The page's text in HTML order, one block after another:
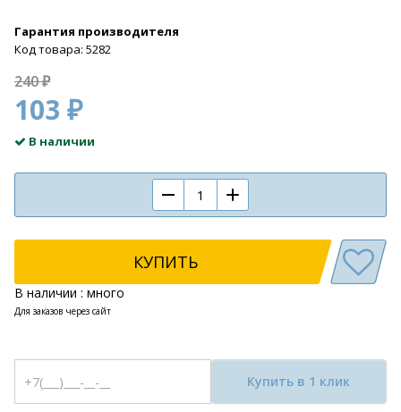
Гарантия производителя
Код товара: 5282
240 ₽
103 ₽
В наличии
КУПИТЬ
В наличии : много
Для заказов через сайт
Купить в 1 клик